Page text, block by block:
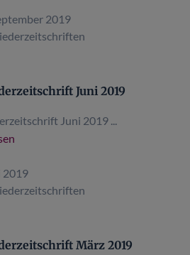
2019
Juni 2019
Juni 2019 ...
2019
März 2019